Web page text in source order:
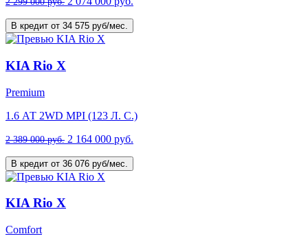
В кредит от 34 575 руб/мес.
KIA Rio X
Premium
1.6 АТ 2WD MPI (123 Л. C.)
2 389 000 руб. 2 164 000 руб.
В кредит от 36 076 руб/мес.
KIA Rio X
Comfort